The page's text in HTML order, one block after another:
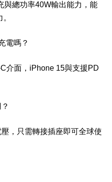
與總功率40W輸出能力，能
電嗎？
介面，iPhone 15與支援PD
，只需轉接插座即可全球使